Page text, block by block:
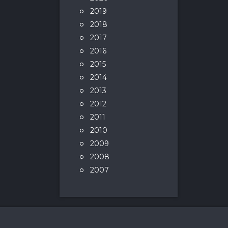
2019
2018
2017
2016
2015
2014
2013
2012
2011
2010
2009
2008
2007